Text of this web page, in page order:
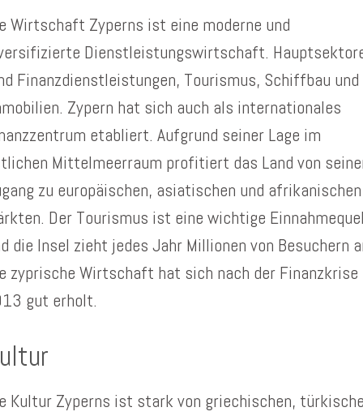
Wirtschaft Zyperns ist eine moderne und
Dienstleistungswirtschaft.
Finanzdienstleistungen, Tourismus, Schiffbau und
Zypern hat sich auch als internationales
etabliert. Aufgrund seiner Lage im
Mittelmeerraum profitiert das Land von
zu europäischen, asiatischen und afrikanischen
Der Tourismus ist eine wichtige
die Insel zieht jedes Jahr Millionen von Besuchern
zyprische Wirtschaft hat sich nach der Finanzkrise
gut erholt.
Kultur Zyperns ist stark von griechischen,